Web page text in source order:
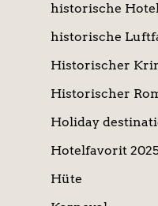
historische
historische
Historischer
Historischer
Holiday
Hotelfavorit
Hüte